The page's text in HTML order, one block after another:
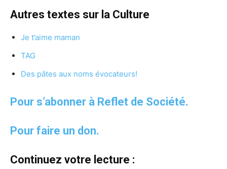
Autres textes sur la Culture
Je t’aime maman
TAG
Des pâtes aux noms évocateurs!
Pour s’abonner à Reflet de Société.
Pour faire un don.
Continuez votre lecture :